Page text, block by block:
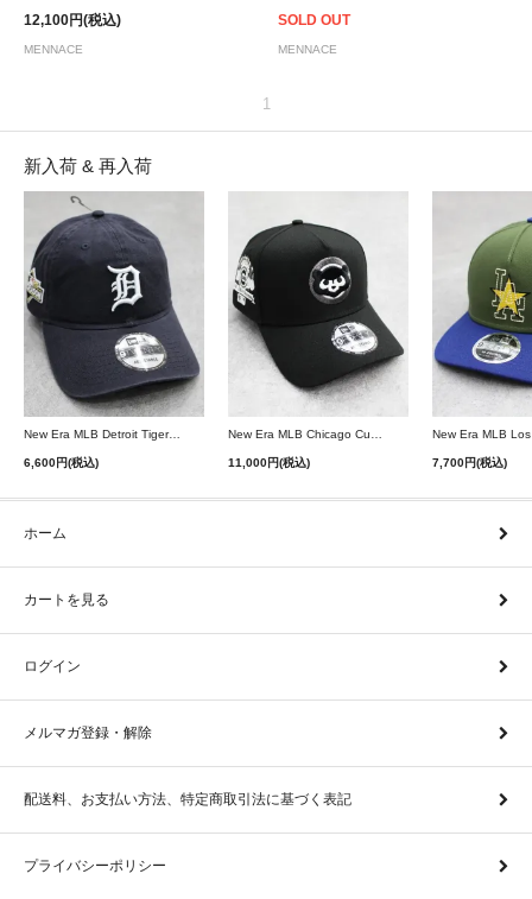
12,100円(税込)
MENNACE
SOLD OUT
MENNACE
1
新入荷 & 再入荷
New Era MLB Detroit Tigers Postseason 9Twenty Strapback Cap - Navy
6,600円(税込) 11,000円(税込) 7,700円(税込)
ホーム
カートを見る
ログイン
メルマガ登録・解除
配送料、お支払い方法、特定商取引法に基づく表記
プライバシーポリシー